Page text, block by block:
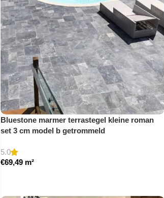
Bluestone marmer terrastegel kleine roman
set 3 cm model b getrommeld
5.0
€69,49 m²